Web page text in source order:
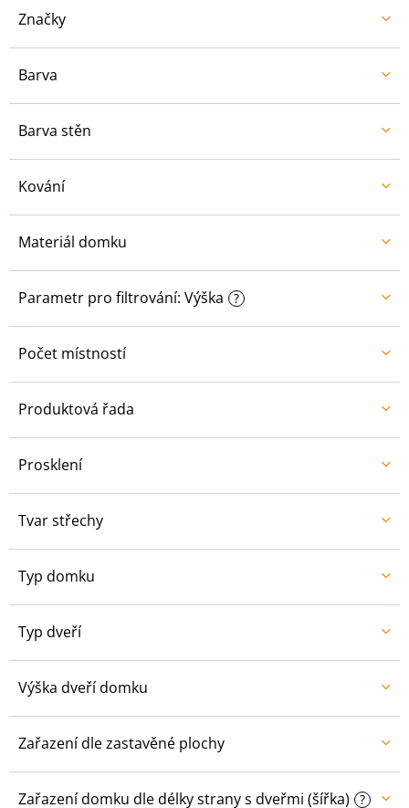
Značky
Barva
Barva stěn
Kování
Materiál domku
Parametr pro filtrování: Výška ?
Počet místností
Produktová řada
Prosklení
Tvar střechy
Typ domku
Typ dveří
Výška dveří domku
Zařazení dle zastavěné plochy
Zařazení domku dle délky strany s dveřmi (šířka) ?